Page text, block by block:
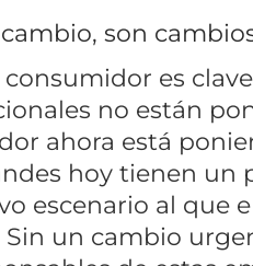
son
es
no están
ahora está
hoy tienen un
escenario al que
un cambio